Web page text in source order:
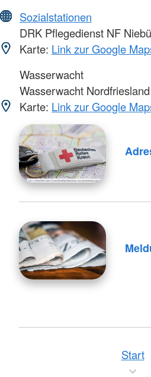
Sozialstationen
DRK Pflegedienst NF
Karte: Link zur Google
Wasserwacht
Wasserwacht Nordfriesland
Karte: Link zur Google
Start